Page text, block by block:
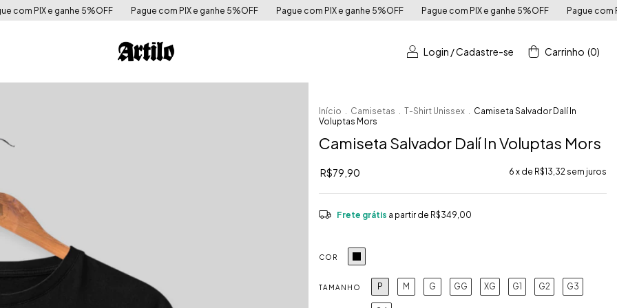
Pague com PIX e ganhe 5%OFF Pague com PIX e ganhe 5%OFF Pague com PIX e ganhe 5%OFF Pague com PIX e ganhe 5%OFF
Login /Cadastre-se Carrinho (0)
Início . Camisetas . T-Shirt Unissex . Camiseta Salvador Dalí In
Voluptas Mors
Camiseta Salvador Dalí In Voluptas Mors
R$79,90 6 x de R$13,32 sem juros
Frete grátis a partir de R$349,00
COR
TAMANHO P M G GG XG G1 G2 G3